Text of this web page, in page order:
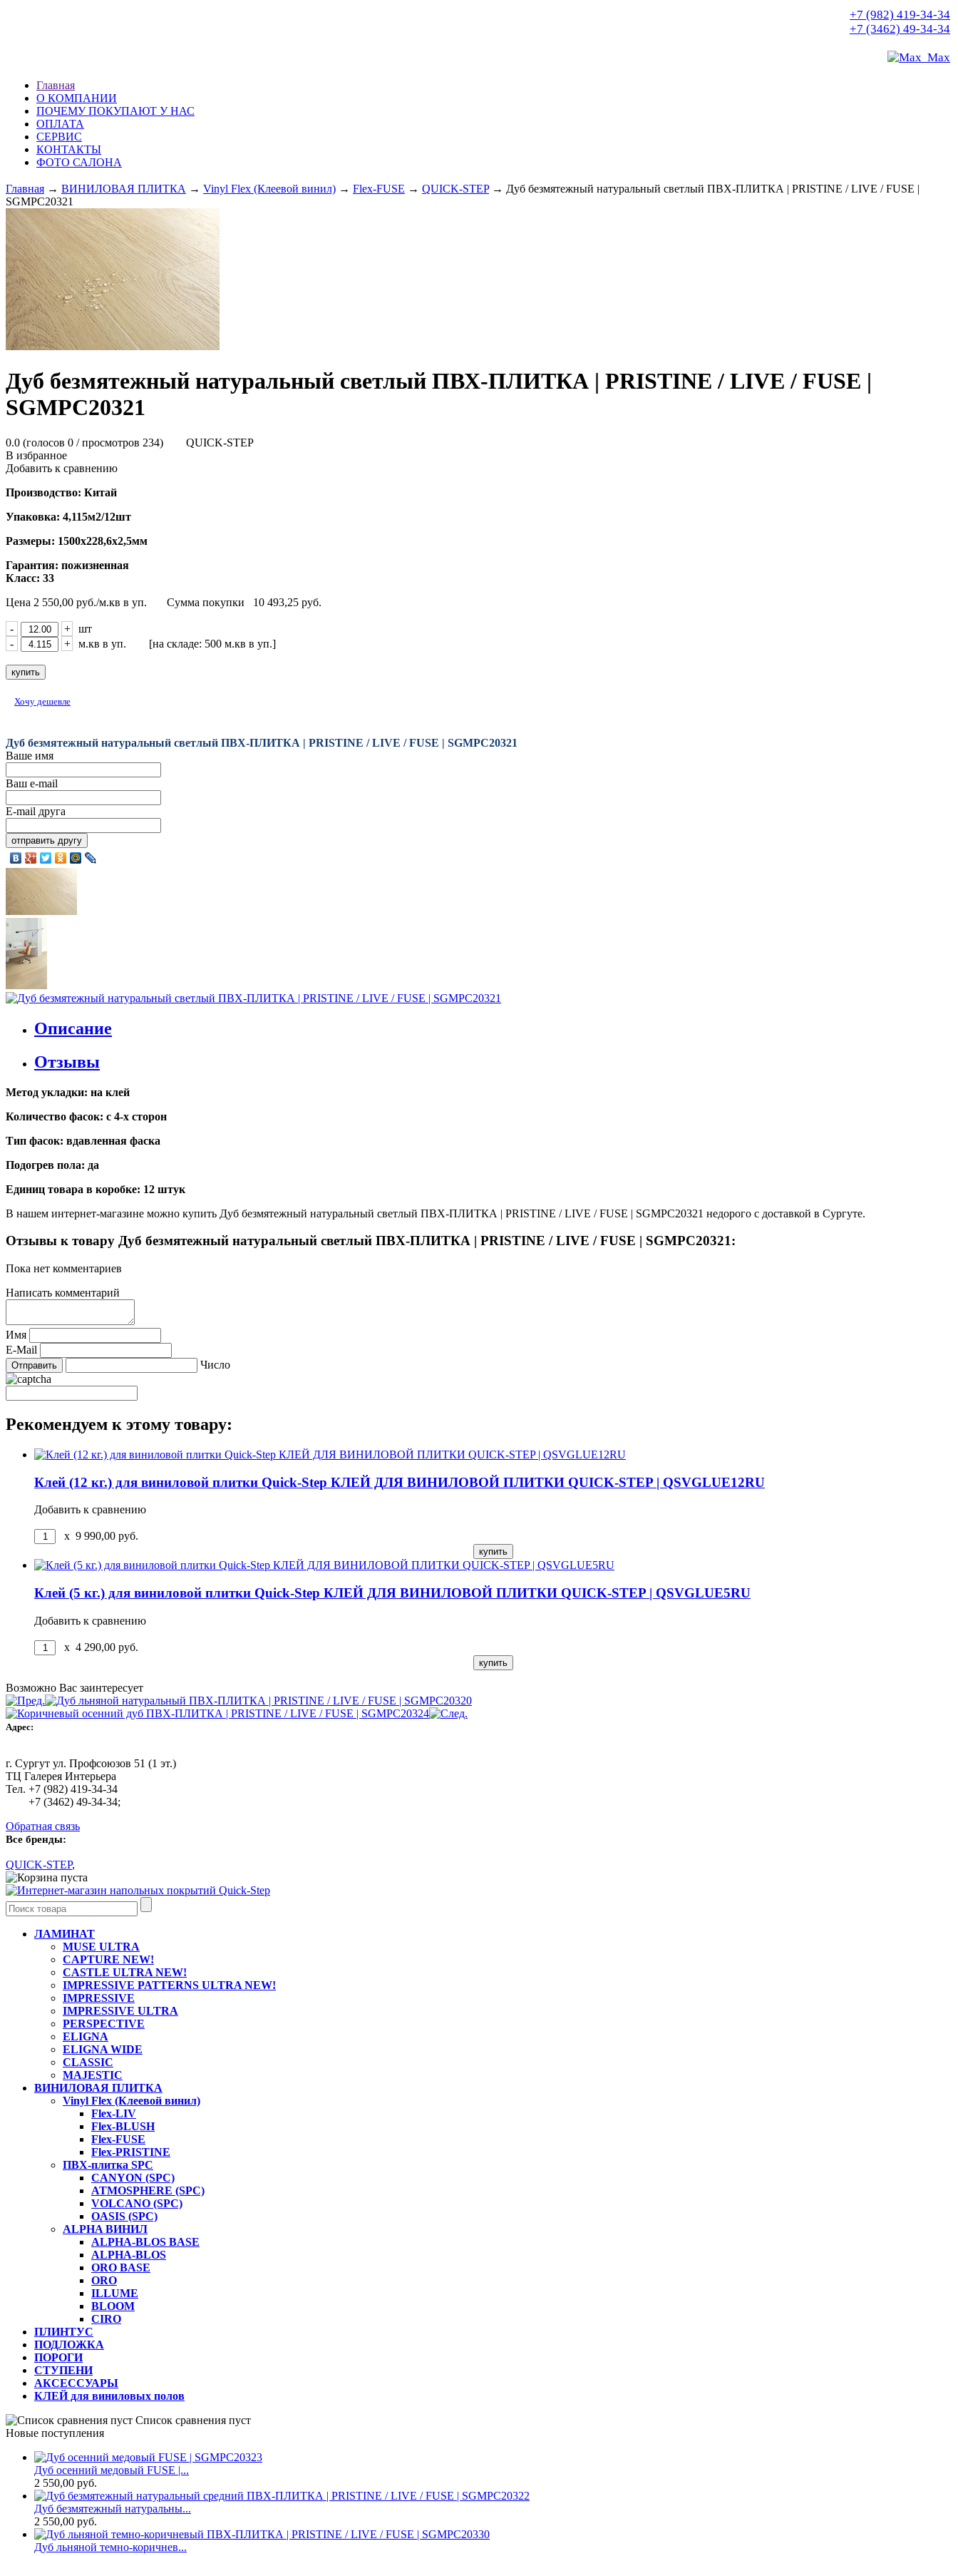
+7 (982) 419-34-34
+7 (3462) 49-34-34
Max
Главная
О КОМПАНИИ
ПОЧЕМУ ПОКУПАЮТ У НАС
ОПЛАТА
СЕРВИС
КОНТАКТЫ
ФОТО САЛОНА
Главная → ВИНИЛОВАЯ ПЛИТКА → Vinyl Flex (Клеевой винил) → Flex-FUSE → QUICK-STEP→ Дуб безмятежный натуральный светлый ПВХ-ПЛИТКА | PRISTINE / LIVE / FUSE |
SGMPC20321
Дуб безмятежный натуральный светлый ПВХ-ПЛИТКА | PRISTINE / LIVE / FUSE |
SGMPC20321
0.0 (голосов 0 / просмотров 234)
QUICK-STEP
В избранное
Добавить к сравнению
Производство: Китай
Упаковка: 4,115м2/12шт
Размеры: 1500х228,6х2,5мм
Гарантия: пожизненная
Класс: 33
Цена 2 550,00 руб./м.кв в уп. Сумма покупки 10 493,25 руб.
- +
шт
-
+ м.кв в уп. [на складе: 500 м.кв в уп.]
Хочу дешевле
Дуб безмятежный натуральный светлый ПВХ-ПЛИТКА | PRISTINE / LIVE / FUSE | SGMPC20321
Ваше имя
Ваш e-mail
E-mail друга
Описание
Отзывы
Метод укладки: на клей
Количество фасок: с 4-х сторон
Тип фасок: вдавленная фаска
Подогрев пола: да
Единиц товара в коробке: 12 штук
В нашем интернет-магазине можно купить Дуб безмятежный натуральный светлый ПВХ-ПЛИТКА | PRISTINE / LIVE / FUSE | SGMPC20321 недорого с доставкой в Сургуте.
Отзывы к товару Дуб безмятежный натуральный светлый ПВХ-ПЛИТКА | PRISTINE / LIVE / FUSE | SGMPC20321:
Пока нет комментариев
Написать комментарий
Имя
E-Mail
Число
Рекомендуем к этому товару:
Клей (12 кг.) для виниловой плитки Quick-Step КЛЕЙ ДЛЯ ВИНИЛОВОЙ ПЛИТКИ QUICK-STEP | QSVGLUE12RU
Добавить к сравнению
x 9 990,00 руб.
Клей (5 кг.) для виниловой плитки Quick-Step КЛЕЙ ДЛЯ ВИНИЛОВОЙ ПЛИТКИ QUICK-STEP | QSVGLUE5RU
Добавить к сравнению
x 4 290,00 руб.
Возможно Вас заинтересует
Адрес:
г. Сургут ул. Профсоюзов 51 (1 эт.)
ТЦ Галерея Интерьера
Тел. +7 (982) 419-34-34
+7 (3462) 49-34-34;
Обратная связь
Все бренды:
QUICK-STEP,
ЛАМИНАТ
MUSE ULTRA
CAPTURE NEW!
CASTLE ULTRA NEW!
IMPRESSIVE PATTERNS ULTRA NEW!
IMPRESSIVE
IMPRESSIVE ULTRA
PERSPECTIVE
ELIGNA
ELIGNA WIDE
CLASSIC
MAJESTIC
ВИНИЛОВАЯ ПЛИТКА
Vinyl Flex (Клеевой винил)
Flex-LIV
Flex-BLUSH
Flex-FUSE
Flex-PRISTINE
ПВХ-плитка SPC
CANYON (SPC)
ATMOSPHERE (SPC)
VOLCANO (SPC)
OASIS (SPC)
ALPHA ВИНИЛ
ALPHA-BLOS BASE
ALPHA-BLOS
ORO BASE
ORO
ILLUME
BLOOM
CIRO
ПЛИНТУС
ПОДЛОЖКА
ПОРОГИ
СТУПЕНИ
АКСЕССУАРЫ
КЛЕЙ для виниловых полов
Список сравнения пуст
Новые поступления
Дуб осенний медовый FUSE |...
2 550,00 руб.
Дуб безмятежный натуральны...
2 550,00 руб.
Дуб льняной темно-коричнев...